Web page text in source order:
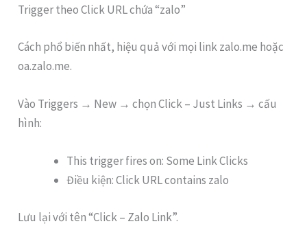
Trigger theo Click URL chứa “zalo”
Cách phổ biến nhất, hiệu quả với mọi link zalo.me hoặc
oa.zalo.me.
Vào Triggers → New → chọn Click – Just Links → cấu
hình:
This trigger fires on: Some Link Clicks
Điều kiện: Click URL contains zalo
Lưu lại với tên “Click – Zalo Link”.